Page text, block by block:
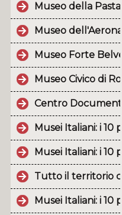
Museo della Pasta
Museo
Museo Forte
Museo Civico di
Centro
Musei Italiani: i 10
Musei Italiani: i 10
Tutto il territorio
Musei Italiani: i 10